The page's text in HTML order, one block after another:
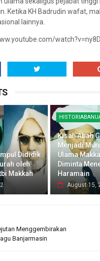
Ketika KH Badrudin wafat,
lainnya.
Dididik
oleh
Makkah
Kisah Abah
Menjadi
Ulama
Diminta
Haramain
August 15,
Menggembirakan
Banjarmasin